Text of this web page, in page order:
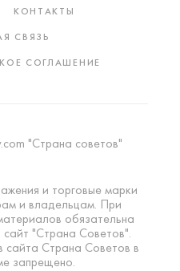
КОНТАКТЫ
СВЯЗЬ
СОГЛАШЕНИЕ
"Страна советов"
и торговые марки
и владельцам. При
обязательна
"Страна Советов".
сайта Страна Советов в
запрещено.